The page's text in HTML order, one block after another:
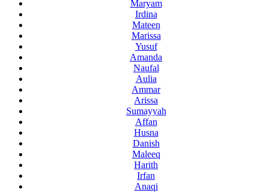
Maryam
Irdina
Mateen
Marissa
Yusuf
Amanda
Naufal
Aulia
Ammar
Arissa
Sumayyah
Affan
Husna
Danish
Maleeq
Harith
Irfan
Anaqi